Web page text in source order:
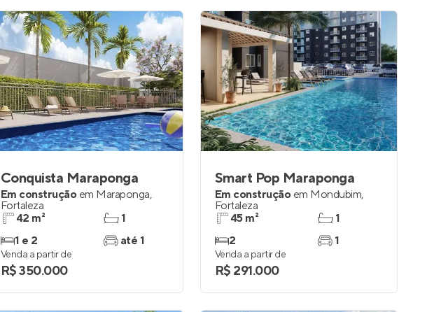
Conquista Maraponga
Em construção em Maraponga,
Fortaleza
42 m²
1 e 2
1
até 1
Venda a partir de
R$ 350.000
Smart Pop Maraponga
Em construção em Mondubim,
Fortaleza
45 m²
2
1
1
Venda a partir de
R$ 291.000